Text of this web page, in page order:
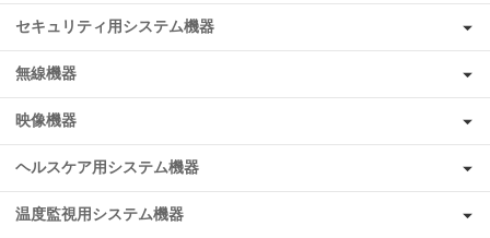
セキュリティ用システム機器
無線機器
映像機器
ヘルスケア用システム機器
温度監視用システム機器